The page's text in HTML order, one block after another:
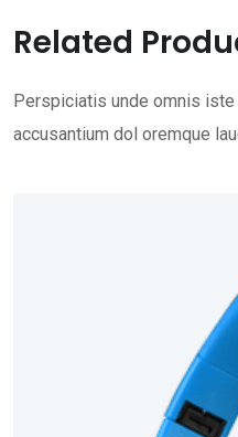
Related
Perspiciatis unde omnis
accusantium dol oremque